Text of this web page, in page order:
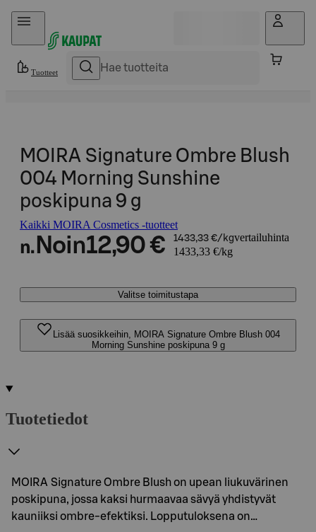
Hyppää sisältöön
Tuotteet
MOIRA Signature Ombre Blush
004 Morning Sunshine
poskipuna 9 g
Kaikki MOIRA Cosmetics -tuotteet
n. Noin12,90 € 1433,33 €/kgvertailuhinta
1433,33 €/kg
Valitse toimitustapa
Lisää suosikkeihin, MOIRA Signature Ombre Blush 004
Morning Sunshine poskipuna 9 g
Tuotetiedot
MOIRA Signature Ombre Blush on upean liukuvärinen
poskipuna, jossa kaksi hurmaavaa sävyä yhdistyvät
kauniiksi ombre-efektiksi. Lopputuloksena on…